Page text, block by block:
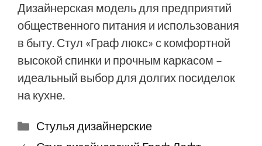
Дизайнерская модель для предприятий
общественного питания и использования
в быту. Стул «Граф люкс» с комфортной
высокой спинки и прочным каркасом –
идеальный выбор для долгих посиделок
на кухне.
Рубрики
Стулья дизайнерские